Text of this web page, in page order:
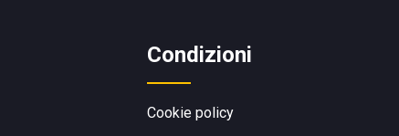
Condizioni
Cookie policy